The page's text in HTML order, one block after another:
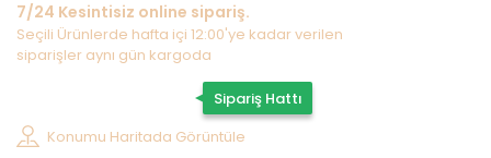
7/24 Kesintisiz online sipariş.
Seçili Ürünlerde hafta içi 12:00'ye kadar verilen
siparişler aynı gün kargoda
Sipariş Hattı
Konumu Haritada Görüntüle